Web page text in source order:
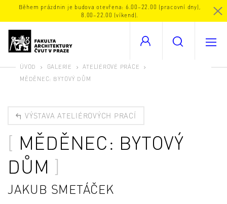
Během prázdnin je budova otevřena: 6.00–22.00 (pracovní dny),
8.00–22.00 (víkend).
ÚVOD GALERIE
ATELIÉROVÉ PRÁCE
MĚDĚNEC: BYTOVÝ DŮM
VÝSTAVA ATELIÉROVÝCH PRACÍ
MĚDĚNEC: BYTOVÝ
DŮM
JAKUB SMETÁČEK